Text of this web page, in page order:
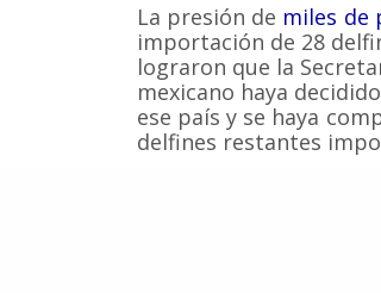
La presión de miles de
importación de 28
lograron que la
mexicano haya
ese país y se haya
delfines restantes